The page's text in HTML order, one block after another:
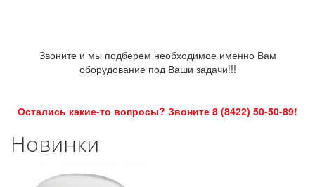
Звоните и мы подберем необходимое именно Вам
оборудование под Ваши задачи!!!
Остались какие-то вопросы? Звоните 8 (8422) 50-50-89!
Новинки